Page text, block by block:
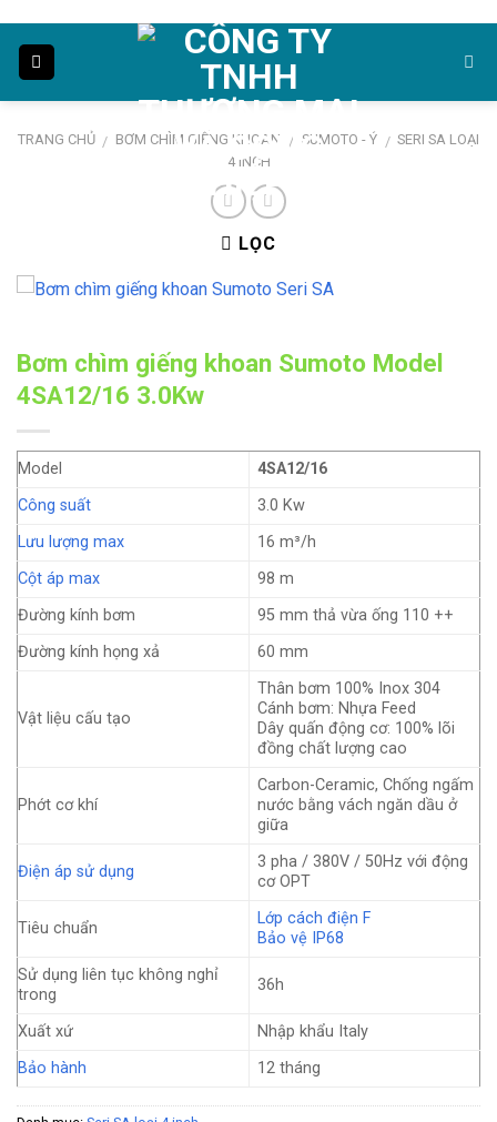
content
TRANG CHỦ / BƠM CHÌM GIẾNG KHOAN / SUMOTO - Ý / SERI SA LOẠI
4 INCH
LỌC
Bơm chìm giếng khoan Sumoto Model
4SA12/16 3.0Kw
Model
4SA12/16
Công suất
3.0 Kw
Lưu lượng max
16 m³/h
Cột áp max
98 m
Đường kính bơm
95 mm thả vừa ống 110 ++
Đường kính họng xả
60 mm
Vật liệu cấu tạo
Thân bơm 100% Inox 304
Cánh bơm: Nhựa Feed
Dây quấn động cơ: 100% lõi
đồng chất lượng cao
Phớt cơ khí
Carbon-Ceramic, Chống ngấm
nước bằng vách ngăn dầu ở
giữa
Điện áp sử dụng
3 pha / 380V / 50Hz với động
cơ OPT
Tiêu chuẩn
Lớp cách điện F
Bảo vệ IP68
Sử dụng liên tục không nghỉ
trong
36h
Xuất xứ
Nhập khẩu Italy
Bảo hành
12 tháng